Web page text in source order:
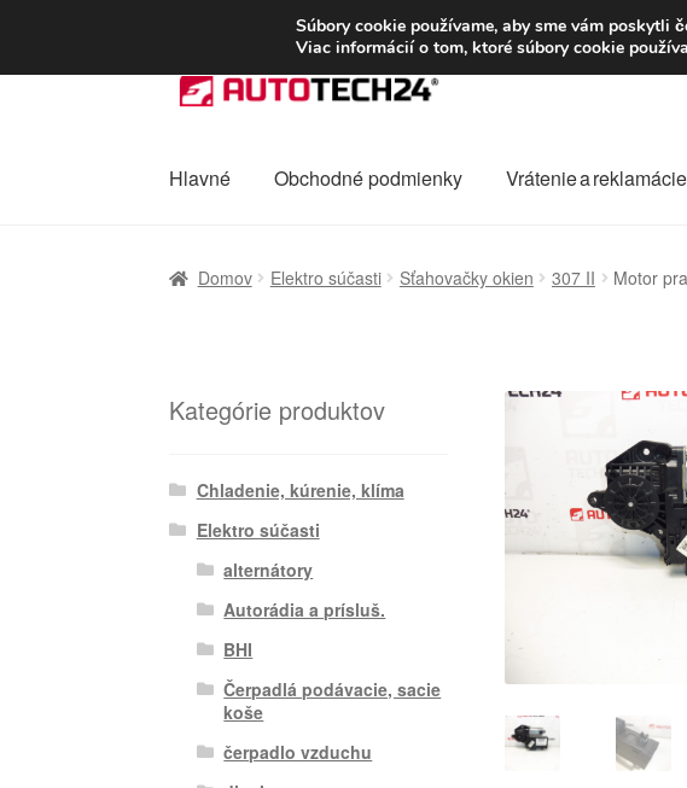
DOPRAVA od 6 EUR
Preskočiť
na
Preskočiť
na
Hlavné Obchodné podmienky Vrátenie a reklamácie
Domov Elektro súčasti Sťahovačky okien 307 II Motor
Kategórie produktov
Chladenie, kúrenie, klíma
Elektro súčasti
alternátory
Autorádia a prísluš.
BHI
Čerpadlá podávacie, sacie
koše
čerpadlo vzduchu
Súbory cookie používame, aby sme vám
Viac informácií o tom, ktoré súbory cookie